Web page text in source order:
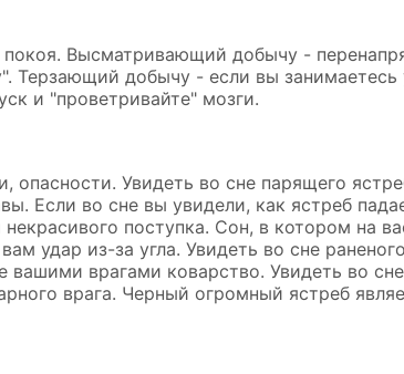
Высматривающий добычу -
Терзающий добычу - если вы
и "проветривайте" мозги.
Увидеть во сне парящего
Если во сне вы увидели, как ястреб
поступка. Сон, в котором на
удар из-за угла. Увидеть во сне
врагами коварство. Увидеть во
врага. Черный огромный ястреб